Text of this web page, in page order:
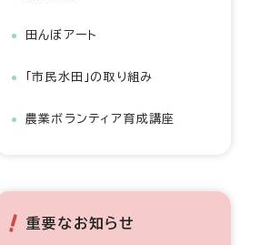
田んぼアート
「市民水田」の取り組み
農業ボランティア育成講座
重要なお知らせ